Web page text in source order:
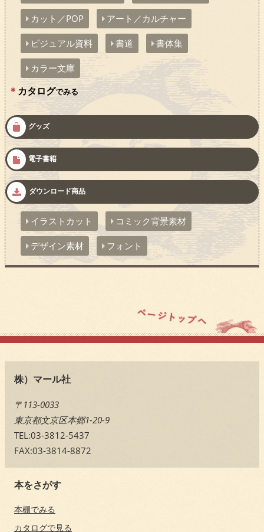
カット／POP アート／カルチャー
ビジュアル資料 書道 書体集
カラー文庫
カタログでみる
グッズ
電子書籍
ダウンロード商品
イラストカット コミック背景素材
デザイン素材 フォント
株）マール社
〒113-0033
東京都文京区本郷1-20-9
TEL:03-3812-5437
FAX:03-3814-8872
本をさがす
本棚でみる
カタログで見る